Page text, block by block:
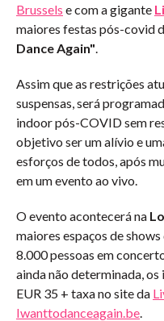
Brussels e com a gigante
maiores festas pós-covid
Dance Again".
Assim que as restrições
suspensas, será
indoor pós-COVID sem
objetivo ser um alívio e
esforços de todos, após
em um evento ao vivo.
O evento acontecerá na
maiores espaços de
8.000 pessoas em
ainda não determinada,
EUR 35 + taxa no site da
Iwanttodanceagain.be.